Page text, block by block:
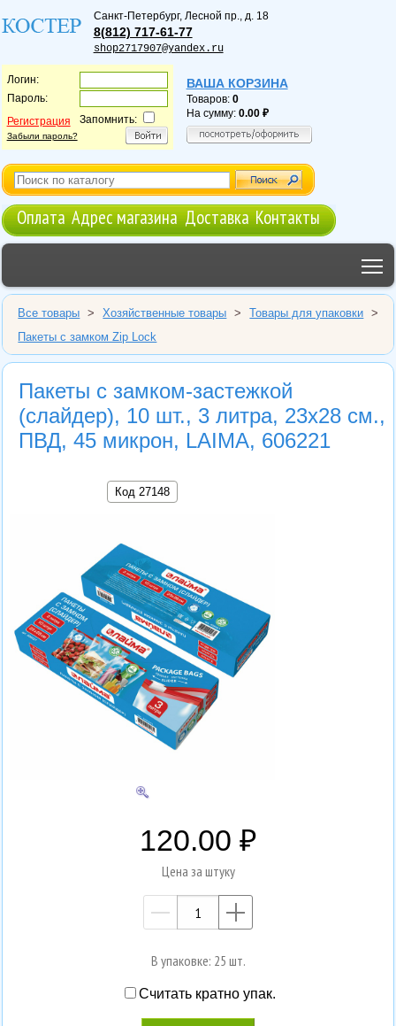
Санкт-Петербург, Лесной пр., д. 18
8(812) 717-61-77
shop2717907@yandex.ru
Логин:
Пароль:
Регистрация
Забыли пароль?
Запомнить:
ВАША КОРЗИНА
Товаров: 0
На сумму: 0.00
Оплата Адрес магазина Доставка Контакты
Все товары > Хозяйственные товары > Товары для упаковки
>
Пакеты с замком Zip Lock
Пакеты с замком-застежкой
(слайдер), 10 шт., 3 литра, 23х28 см.,
ПВД, 45 микрон, LAIMA, 606221
Код 27148
120.00
Цена за штуку
—
В упаковке: 25 шт.
Считать кратно упак.